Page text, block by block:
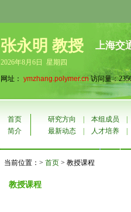
张永明 教授 上海交
2026年8月6日 星期四
网址： ymzhang.polymer.cn访问量：
首页 研究方向 本组成员
简介
最新动态 人才培养
当前位置：> 首页 > 教授课程
教授课程